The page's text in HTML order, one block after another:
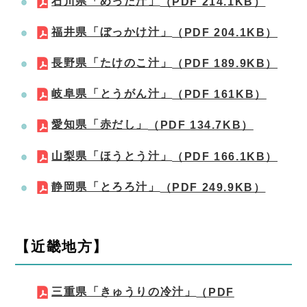
福井県「ぼっかけ汁」 （PDF 204.1KB）
長野県「たけのこ汁」 （PDF 189.9KB）
岐阜県「とうがん汁」 （PDF 161KB）
愛知県「赤だし」 （PDF 134.7KB）
山梨県「ほうとう汁」 （PDF 166.1KB）
静岡県「とろろ汁」 （PDF 249.9KB）
【近畿地方】
三重県「きゅうりの冷汁」
（PDF